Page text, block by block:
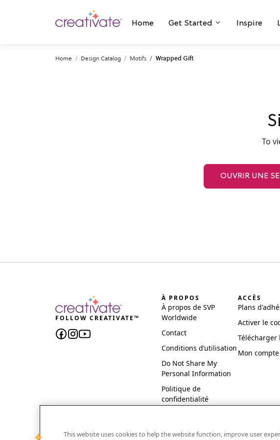
Home Get Started Inspire
Home Design Catalog Motifs Wrapped Gift
To
OUVRIR UNE
FOLLOW CREATIVATE™
À PROPOS
À propos de SVP
Worldwide
Contact
Conditions d’utilisation
Do Not Share My
Personal Information
Politique de
confidentialité
ACCÈS
Plans
Activer le
Télécharger
Mon compte
This website uses cookies to help the website function, improve user